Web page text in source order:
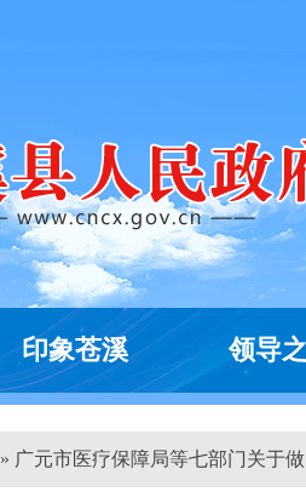
印象苍溪 领导
» 广元市医疗保障局等七部门关于